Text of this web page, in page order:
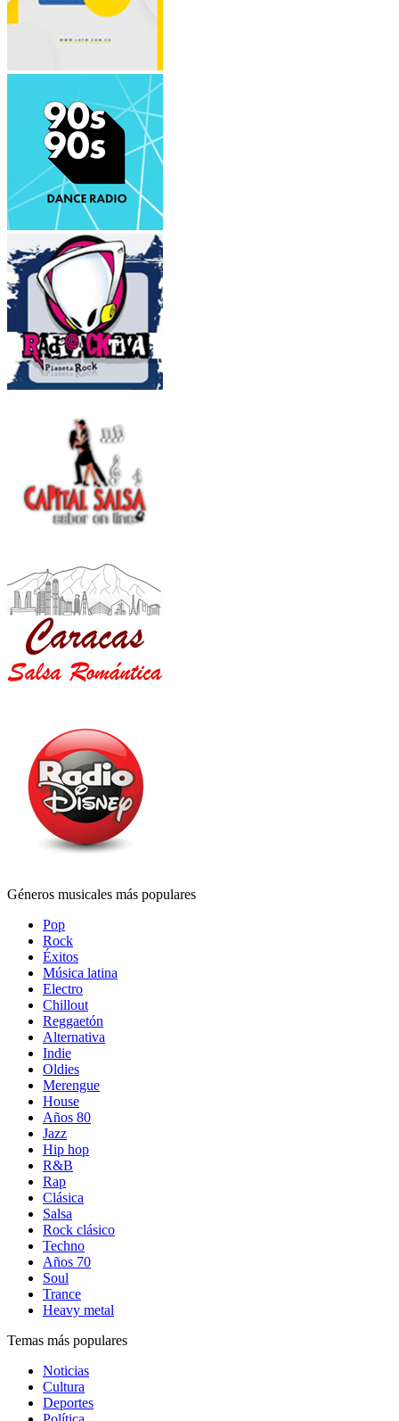
Géneros musicales más populares
Pop
Rock
Éxitos
Música latina
Electro
Chillout
Reggaetón
Alternativa
Indie
Oldies
Merengue
House
Años 80
Jazz
Hip hop
R&B
Rap
Clásica
Salsa
Rock clásico
Techno
Años 70
Soul
Trance
Heavy metal
Temas más populares
Noticias
Cultura
Deportes